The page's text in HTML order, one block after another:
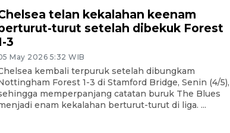
telan kekalahan keenam
turut setelah dibekuk Forest
3
May 2026 5:32 WIB
kembali terpuruk setelah dibungkam
Forest 1-3 di Stamford Bridge, Senin (4/5),
memperpanjang catatan buruk The Blues
enam kekalahan berturut-turut di liga. ...